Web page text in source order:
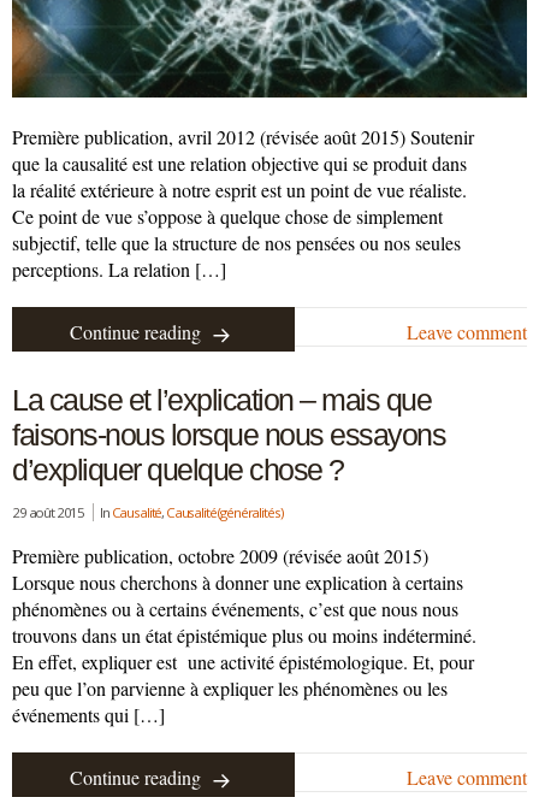
Première publication, avril 2012 (révisée août 2015) Soutenir
que la causalité est une relation objective qui se produit dans
la réalité extérieure à notre esprit est un point de vue réaliste.
Ce point de vue s’oppose à quelque chose de simplement
subjectif, telle que la structure de nos pensées ou nos seules
perceptions. La relation […]
Continue reading Leave comment
La cause et l’explication – mais que
faisons-nous lorsque nous essayons
d’expliquer quelque chose ?
29 août 2015 In Causalité, Causalité (généralités)
Première publication, octobre 2009 (révisée août 2015)
Lorsque nous cherchons à donner une explication à certains
phénomènes ou à certains événements, c’est que nous nous
trouvons dans un état épistémique plus ou moins indéterminé.
En effet, expliquer est une activité épistémologique. Et, pour
peu que l’on parvienne à expliquer les phénomènes ou les
événements qui […]
Continue reading Leave comment